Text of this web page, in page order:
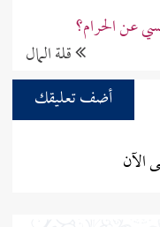
عن الحرام؟
قلة المال
أضف تعليقك
الآن